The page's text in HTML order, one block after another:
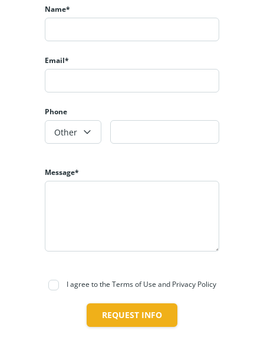
Name*
Email*
Phone
Other
Message*
I agree to the Terms of Use and Privacy Policy
REQUEST INFO